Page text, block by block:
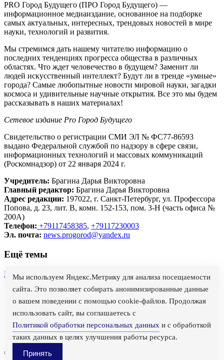
PRO Город Будущего (ПРО Город Будущего) —
информационное медиаиздание, основанное на подборке
самых актуальных, интересных, трендовых новостей в мире
науки, технологий и развития.
Мы стремимся дать нашему читателю информацию о
последних тенденциях прогресса общества в различных
областях. Что ждет человечество в будущем? Заменит ли
людей искусственный интеллект? Будут ли в тренде «умные»
города? Самые любопытные новости мировой науки, загадки
космоса и удивительные научные открытия. Все это мы будем
рассказывать в наших материалах!
Сетевое издание Рrо Город Будущего
Свидетельство о регистрации СМИ ЭЛ № ФС77-86593
выдано Федеральной службой по надзору в сфере связи,
информационных технологий и массовых коммуникаций
(Роскомнадзор) от 22 января 2024 г.
Учредитель: Брагина Дарья Викторовна
Главный редактор: Брагина Дарья Викторовна
Адрес редакции: 197022, г. Санкт-Петербург, ул. Профессора
Попова, д. 23, лит. В, комн. 152-153, пом. 3-Н (часть офиса №
200А)
Телефон: +79117458385, +79117230003
Эл. почта: news.progorod@yandex.ru
Ещё темы
Политика
Происшествия
О проекте
Вакансии
Политика обработки персональных данных
Правила использования материалов сайта
Политика использования cookies
© PRO Город Будущего
Мы используем Яндекс.Метрику для анализа посещаемости
сайта. Это позволяет собирать анонимизированные данные
о вашем поведении с помощью cookie-файлов. Продолжая
использовать сайт, вы соглашаетесь с
Политикой обработки персональных данных и с обработкой
таких данных в целях улучшения работы ресурса.
Принять